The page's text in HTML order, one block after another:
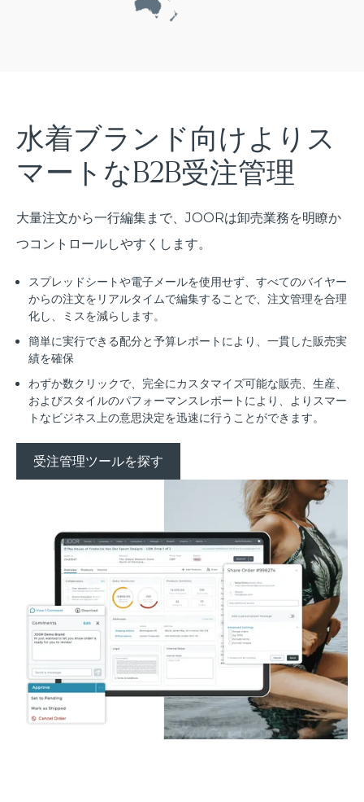
水着ブランド向けよりス
マートなB2B受注管理
大量注文から一行編集まで、JOORは卸売業務を明瞭か
つコントロールしやすくします。
スプレッドシートや電子メールを使用せず、すべてのバイヤー
からの注文をリアルタイムで編集することで、注文管理を合理
化し、ミスを減らします。
簡単に実行できる配分と予算レポートにより、一貫した販売実
績を確保
わずか数クリックで、完全にカスタマイズ可能な販売、生産、
およびスタイルのパフォーマンスレポートにより、よりスマー
トなビジネス上の意思決定を迅速に行うことができます。
受注管理ツールを探す